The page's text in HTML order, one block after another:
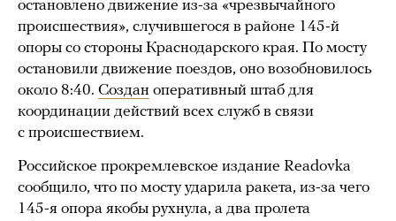
остановлено движение из-за «чрезвычайного
происшествия», случившегося в районе 145-й
опоры со стороны Краснодарского края. По мосту
остановили движение поездов, оно возобновилось
около 8:40. Создан оперативный штаб для
координации действий всех служб в связи
с происшествием.
Российское прокремлевское издание Readovka
сообщило, что по мосту ударила ракета, из-за чего
145-я опора якобы рухнула, а два пролета